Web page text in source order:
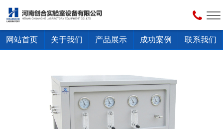
网站首页 关于我们 产品展示 成功案例 联系我们